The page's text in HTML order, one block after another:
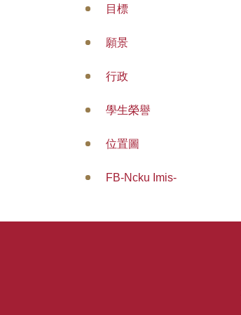
目標
願景
行政
學生榮譽
位置圖
FB-Ncku Imis-